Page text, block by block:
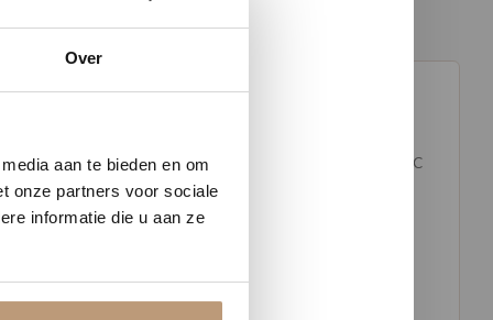
Over
aan te bieden en om
onze partners voor sociale
informatie die u aan ze
kleuren en sluit naadloos aan bij de bijpassende PVC
slijtvaste toplaag van 0,55 mm zijn de traptreden sterk,